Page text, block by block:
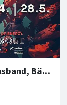
ATTIS SOUL 360 Sessions: JJ's Hausband, Bärni Häberlin etc